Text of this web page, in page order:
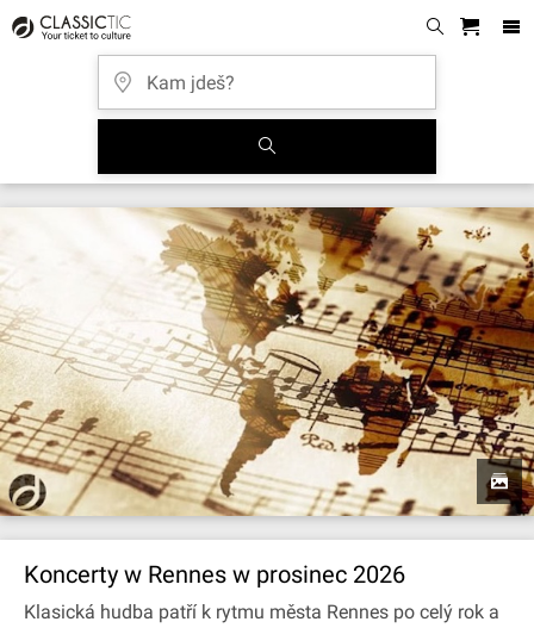
Koncerty w Rennes w prosinec 2026
Klasická hudba patří k rytmu města Rennes po celý rok a